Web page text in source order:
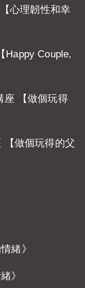
心理韌性和幸
Happy Couple,
座 【做個玩得
【做個玩得的父
緒》
》